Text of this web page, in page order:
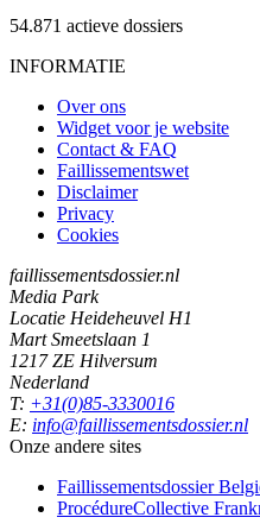
54.871 actieve dossiers
INFORMATIE
Over ons
Widget voor je website
Contact & FAQ
Faillissementswet
Disclaimer
Privacy
Cookies
faillissementsdossier.nl
Media Park
Locatie Heideheuvel H1
Mart Smeetslaan 1
1217 ZE Hilversum
Nederland
T: +31(0)85-3330016
E: info@faillissementsdossier.nl
Onze andere sites
Faillissementsdossier
ProcédureCollective